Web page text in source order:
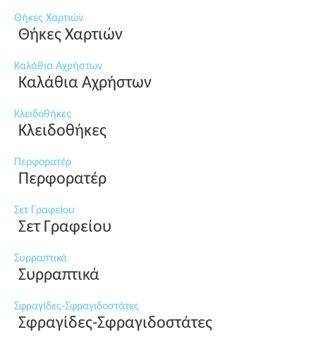
Θήκες Χαρτιών
Θήκες Χαρτιών
Καλάθια Αχρήστων
Καλάθια Αχρήστων
Κλειδοθήκες
Κλειδοθήκες
Περφορατέρ
Περφορατέρ
Σετ Γραφείου
Σετ Γραφείου
Συρραπτικά
Συρραπτικά
Σφραγίδες-Σφραγιδοστάτες
Σφραγίδες-Σφραγιδοστάτες